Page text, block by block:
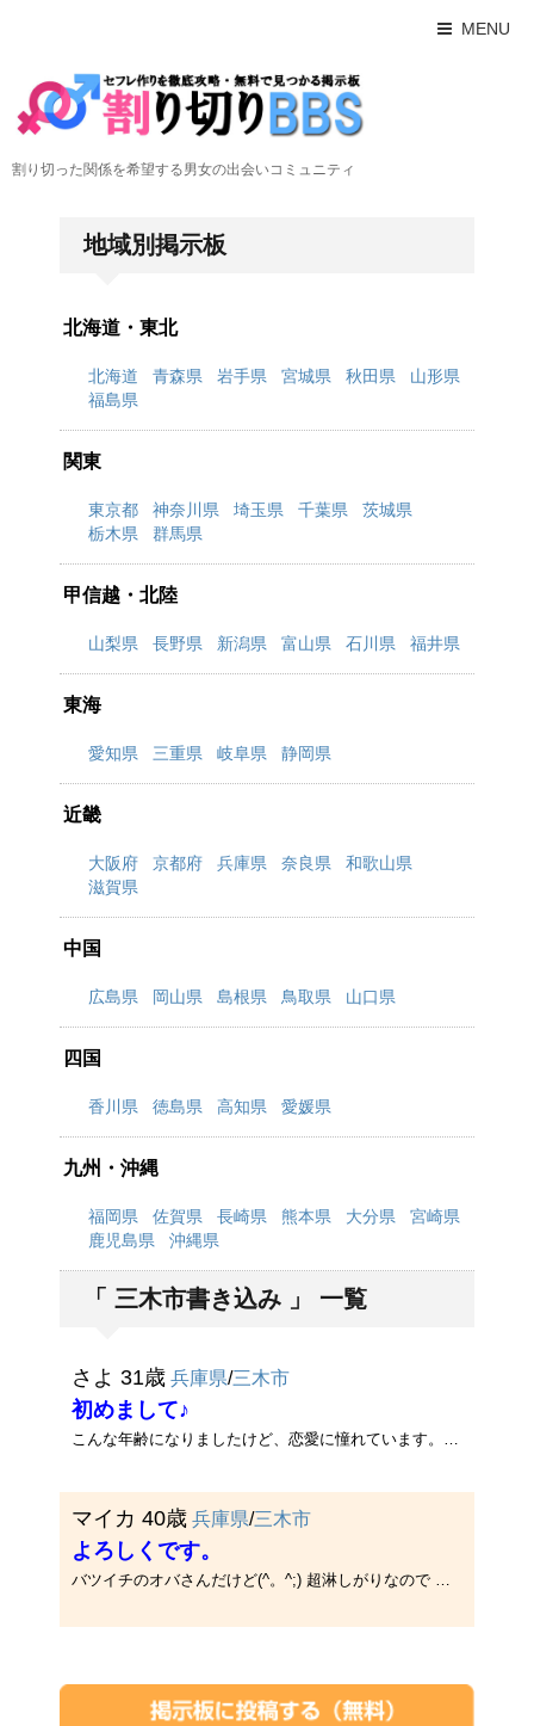
MENU
割り切った関係を希望する男女の出会いコミュニティ
地域別掲示板
北海道・東北
北海道 青森県 岩手県 宮城県 秋田県
山形県
福島県
関東
東京都 神奈川県 埼玉県 千葉県
茨城県
栃木県
群馬県
甲信越・北陸
山梨県 長野県 新潟県 富山県 石川県 福井県
東海
愛知県 三重県 岐阜県 静岡県
近畿
大阪府 京都府 兵庫県 奈良県
和歌山県
滋賀県
中国
広島県 岡山県 島根県 鳥取県 山口県
四国
香川県 徳島県 高知県 愛媛県
九州・沖縄
福岡県 佐賀県 長崎県 熊本県 大分県
宮崎県
鹿児島県
沖縄県
「 三木市書き込み 」 一覧
さよ 31歳 兵庫県/三木市
初めまして♪
こんな年齢になりましたけど、恋愛に憧れています。仕事でストレスがたまるもので、誰か一緒に発散してくれる人いませんか？楽･･･
マイカ 40歳 兵庫県/三木市
よろしくです。
バツイチのオバさんだけど(^。^;) 超淋しがりなので 超マメにメールして構ってくれる人いませんかぁ(^O^) 年上、年下、どちらで･･･